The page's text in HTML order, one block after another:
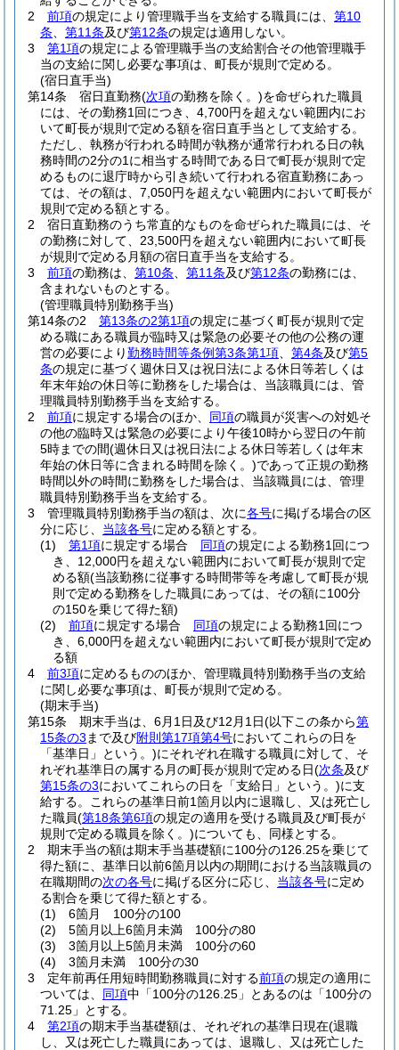
2
前項の規定により管理職手当を支給する職員には、 第10
条
第11条及び第12条の規定は適用しない。
3
第1項の規定による管理職手当の支給割合その他管理職手
当の支給に関し必要な事項は、町長が規則で定める。
(宿日直手当)
第14条
宿日直勤務(次項の勤務を除く。)を命ぜられた職員
には、その勤務1回につき、4,700円を超えない範囲内にお
いて町長が規則で定める額を宿日直手当として支給する。
ただし、執務が行われる時間が執務が通常行われる日の執
務時間の2分の1に相当する時間である日で町長が規則で定
めるものに退庁時から引き続いて行われる宿直勤務にあっ
ては、その額は、7,050円を超えない範囲内において町長が
規則で定める額とする。
2
宿日直勤務のうち常直的なものを命ぜられた職員には、そ
の勤務に対して、23,500円を超えない範囲内において町長
が規則で定める月額の宿日直手当を支給する。
3
前項の勤務は、 第10条 第11条及び第12条の勤務には、
含まれないものとする。
(管理職員特別勤務手当)
第14条の2
第13条の2第1項の規定に基づく町長が規則で定
める職にある職員が臨時又は緊急の必要その他の公務の運
営の必要により勤務時間等条例第3条第1項 第4条及び第5
条の規定に基づく週休日又は祝日法による休日等若しくは
年末年始の休日等に勤務をした場合は、当該職員には、管
理職員特別勤務手当を支給する。
2
前項に規定する場合のほか、 同項の職員が災害への対処そ
の他の臨時又は緊急の必要により午後10時から翌日の午前
5時までの間(週休日又は祝日法による休日等若しくは年末
年始の休日等に含まれる時間を除く。)であって正規の勤務
時間以外の時間に勤務をした場合は、当該職員には、管理
職員特別勤務手当を支給する。
3
管理職員特別勤務手当の額は、次に各号に掲げる場合の区
分に応じ、 当該各号に定める額とする。
(1)
第1項に規定する場合 同項の規定による勤務1回につ
き、12,000円を超えない範囲内において町長が規則で定
める額(当該勤務に従事する時間帯等を考慮して町長が規
則で定める勤務をした職員にあっては、その額に100分
の150を乗じて得た額)
(2)
前項に規定する場合 同項の規定による勤務1回につ
き、6,000円を超えない範囲内において町長が規則で定め
る額
4
前3項に定めるもののほか、管理職員特別勤務手当の支給
に関し必要な事項は、町長が規則で定める。
(期末手当)
第15条
期末手当は、6月1日及び12月1日(以下この条から第
15条の3 まで及び附則第17項第4号においてこれらの日を
「基準日」という。)にそれぞれ在職する職員に対して、そ
れぞれ基準日の属する月の町長が規則で定める日(次条及び
第15条の3においてこれらの日を「支給日」という。)に支
給する。
これらの基準日前1箇月以内に退職し、又は死亡し
た職員(第18条第6項の規定の適用を受ける職員及び町長が
規則で定める職員を除く。)についても、同様とする。
2
期末手当の額は期末手当基礎額に100分の126.25を乗じて
得た額に、基準日以前6箇月以内の期間における当該職員の
在職期間の次の各号に掲げる区分に応じ、 当該各号に定め
る割合を乗じて得た額とする。
(1)
6箇月 100分の100
(2)
5箇月以上6箇月未満 100分の80
(3)
3箇月以上5箇月未満 100分の60
(4)
3箇月未満 100分の30
3
定年前再任用短時間勤務職員に対する前項の規定の適用に
ついては、 同項中「100分の126.25」とあるのは「100分の
71.25」とする。
4
第2項の期末手当基礎額は、それぞれの基準日現在(退職
し、又は死亡した職員にあっては、退職し、又は死亡した